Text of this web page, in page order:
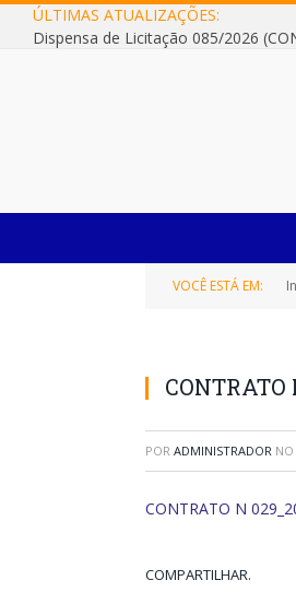
ÚLTIMAS ATUALIZAÇÕES:
VOCÊ ESTÁ EM:
CONTRATO
POR ADMINISTRADOR NO
CONTRATO N
COMPARTILHAR.